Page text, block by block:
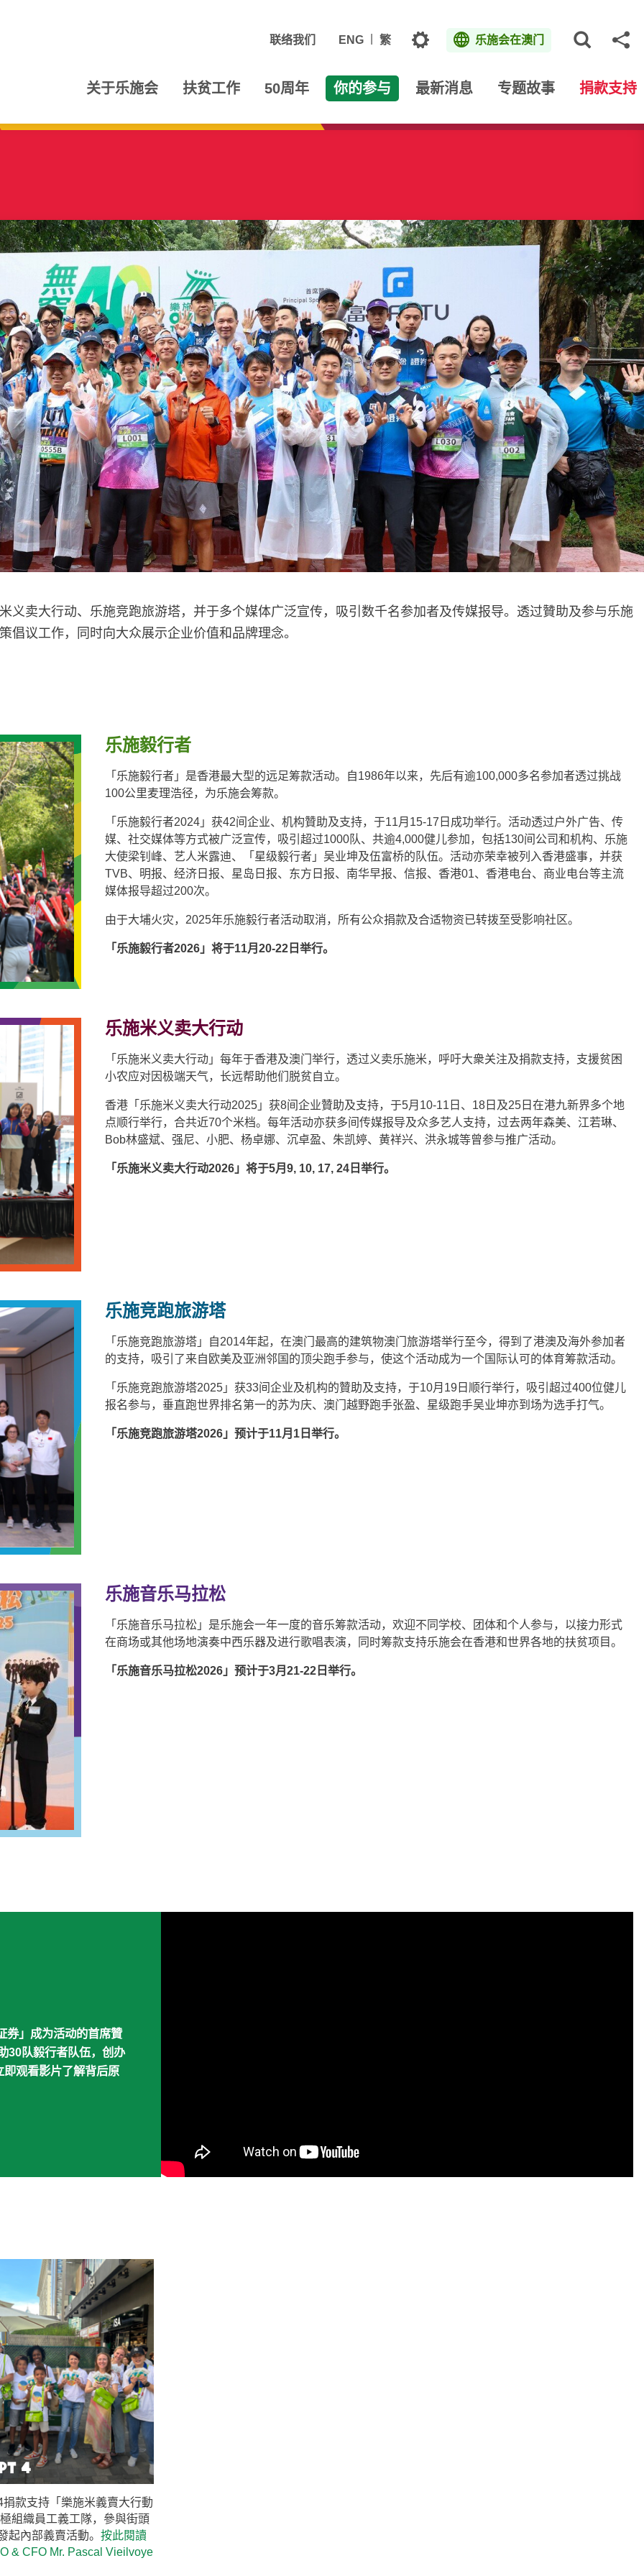
联络我们 ENG 繁 主题 乐施会在澳门
关于乐施会 扶贫工作 50周年 你的参与 最新消息 专题故事 捐款支持
义卖大行动、乐施竞跑旅游塔，并于多个媒体广泛宣传，吸引数千名参加者及传媒报导。透过贊助及参与乐施
议工作，同时向大众展示企业价值和品牌理念。
乐施毅行者
「乐施毅行者」是香港最大型的远足筹款活动。自1986年以来，先后有逾100,000多名参加者透过挑战
100公里麦理浩径，为乐施会筹款。
「乐施毅行者2024」获42间企业、机构贊助及支持，于11月15-17日成功举行。活动透过户外广告、传
媒、社交媒体等方式被广泛宣传，吸引超过1000队、共逾4,000健儿参加，包括130间公司和机构、乐施
大使梁钊峰、艺人米露迪、「星级毅行者」吴业坤及伍富桥的队伍。活动亦荣幸被列入香港盛事，并获
TVB、明报、经济日报、星岛日报、东方日报、南华早报、信报、香港01、香港电台、商业电台等主流
媒体报导超过200次。
由于大埔火灾，2025年乐施毅行者活动取消，所有公众捐款及合适物资已转拨至受影响社区。
「乐施毅行者2026」将于11月20-22日举行。
乐施米义卖大行动
「乐施米义卖大行动」每年于香港及澳门举行，透过义卖乐施米，呼吁大衆关注及捐款支持，支援贫困
小农应对因极端天气，长远帮助他们脱贫自立。
香港「乐施米义卖大行动2025」获8间企业贊助及支持，于5月10-11日、18日及25日在港九新界多个地
点顺行举行，合共近70个米档。每年活动亦获多间传媒报导及众多艺人支持，过去两年森美、江若琳、
Bob林盛斌、强尼、小肥、杨卓娜、沉卓盈、朱凯婷、黄祥兴、洪永城等曾参与推广活动。
「乐施米义卖大行动2026」将于5月9, 10, 17, 24日举行。
乐施竞跑旅游塔
「乐施竞跑旅游塔」自2014年起，在澳门最高的建筑物澳门旅游塔举行至今，得到了港澳及海外参加者
的支持，吸引了来自欧美及亚洲邻国的顶尖跑手参与，使这个活动成为一个国际认可的体育筹款活动。
「乐施竞跑旅游塔2025」获33间企业及机构的贊助及支持，于10月19日顺行举行，吸引超过400位健儿
报名参与，垂直跑世界排名第一的苏为庆、澳门越野跑手张盈、星级跑手吴业坤亦到场为选手打气。
「乐施竞跑旅游塔2026」预计于11月1日举行。
乐施音乐马拉松
「乐施音乐马拉松」是乐施会一年一度的音乐筹款活动，欢迎不同学校、团体和个人参与，以接力形式
在商场或其他场地演奏中西乐器及进行歌唱表演，同时筹款支持乐施会在香港和世界各地的扶贫项目。
「乐施音乐马拉松2026」预计于3月21-22日举行。
券」成为活动的首席贊
30队毅行者队伍，创办
观看影片了解背后原
4
款支持「樂施米義賣大行動
組織員工義工隊，參與街頭
起內部義賣活動。按此閱讀
& CFO Mr. Pascal Vieilvoye